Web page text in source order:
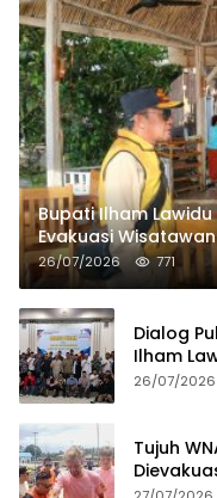
Bupati Ilham
Evakuasi
Tenggelam
26/07/2026 771
Dialog
Ilham
Tim
26/07/2026
Tujuh